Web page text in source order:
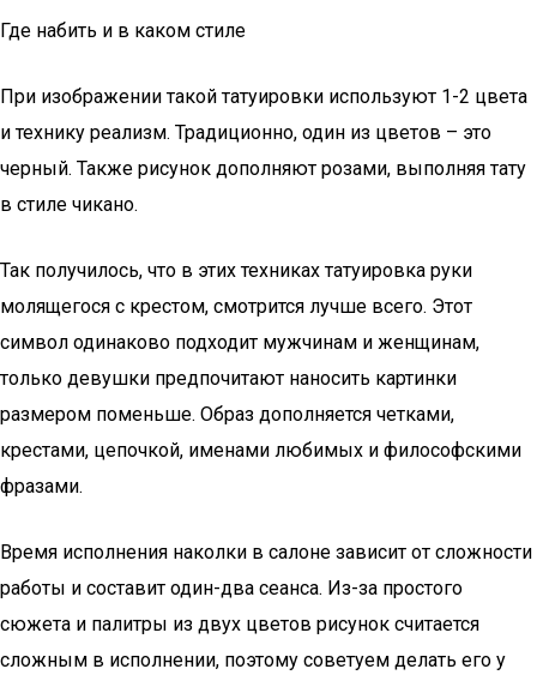
Где набить и в каком стиле
При изображении такой татуировки используют 1-2 цвета
и технику реализм. Традиционно, один из цветов – это
черный. Также рисунок дополняют розами, выполняя тату
в стиле чикано.
Так получилось, что в этих техниках татуировка руки
молящегося с крестом, смотрится лучше всего. Этот
символ одинаково подходит мужчинам и женщинам,
только девушки предпочитают наносить картинки
размером поменьше. Образ дополняется четками,
крестами, цепочкой, именами любимых и философскими
фразами.
Время исполнения наколки в салоне зависит от сложности
работы и составит один-два сеанса. Из-за простого
сюжета и палитры из двух цветов рисунок считается
сложным в исполнении, поэтому советуем делать его у